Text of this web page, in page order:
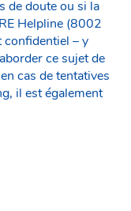
de doute ou si la
Helpline (8002
– y
ce sujet de
cas de tentatives
il est également